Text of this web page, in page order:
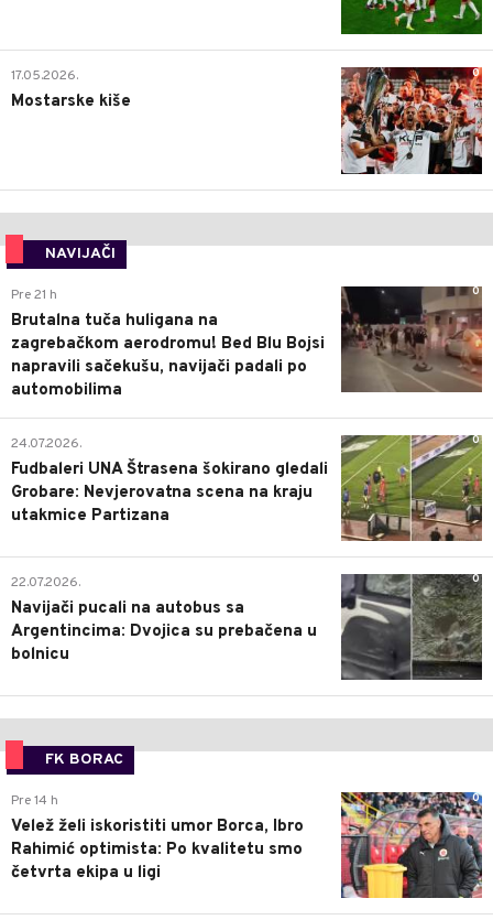
0
17.05.2026.
Mostarske kiše
NAVIJAČI
0
Pre 21 h
Brutalna tuča huligana na
zagrebačkom aerodromu! Bed Blu Bojsi
napravili sačekušu, navijači padali po
automobilima
0
24.07.2026.
Fudbaleri UNA Štrasena šokirano gledali
Grobare: Nevjerovatna scena na kraju
utakmice Partizana
0
22.07.2026.
Navijači pucali na autobus sa
Argentincima: Dvojica su prebačena u
bolnicu
FK BORAC
0
Pre 14 h
Velež želi iskoristiti umor Borca, Ibro
Rahimić optimista: Po kvalitetu smo
četvrta ekipa u ligi